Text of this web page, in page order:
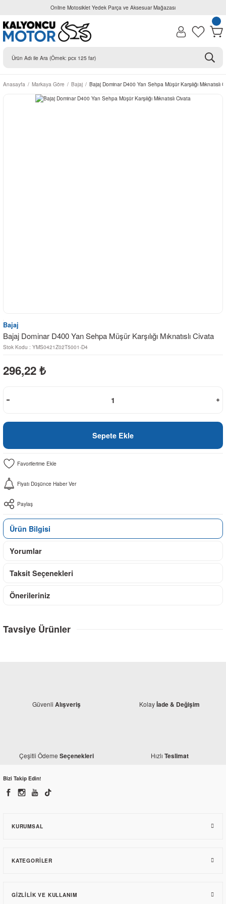
Online Motosiklet Yedek Parça ve Aksesuar Mağazası
Anasayfa Markaya Göre Bajaj Bajaj Dominar D400 Yan Sehpa Müşür Karşılığı Mıknatıslı
Bajaj
Bajaj Dominar D400 Yan Sehpa Müşür Karşılığı Mıknatıslı Civata
Stok Kodu : YMS0421Z02T5001-D4
296,22 ₺
Sepete Ekle
Fiyatı Düşünce Haber Ver
Paylaş
Ürün Bilgisi
Yorumlar
Taksit Seçenekleri
Önerileriniz
Tavsiye Ürünler
Bajaj Dominar 400 UG Orjinal Debriyaj Teli
Güvenli Alışveriş Kolayİade & Değişim
Çeşitli Ödeme Seçenekleri Hızlı Teslimat
Bizi Takip Edin!
KURUMSAL
KATEGORILER
GIZLILIK VE KULLANIM